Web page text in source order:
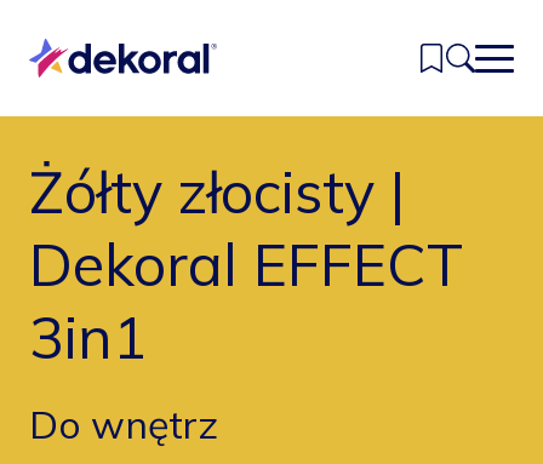
głównej
treści
Inspiracje
Kolory
Produkty
Znajdź sklep
Kontakt
Żółty złocisty |
Dekoral EFFECT
3in1
Do wnętrz